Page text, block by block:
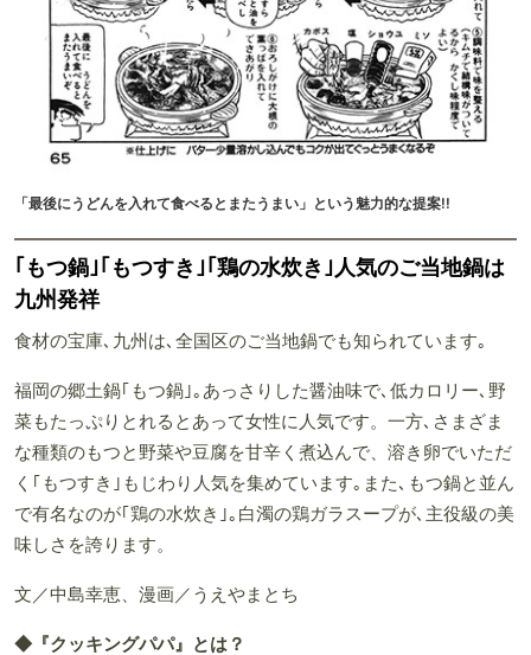
「最後にうどんを入れて食べるとまたうまい」という魅力的な提案!!
｢もつ鍋｣｢もつすき｣｢鶏の水炊き｣人気のご当地鍋は
九州発祥
食材の宝庫､九州は､全国区のご当地鍋でも知られています｡
福岡の郷土鍋｢もつ鍋｣｡あっさりした醤油味で､低カロリー､野
菜もたっぷりとれるとあって女性に人気です。一方､さまざま
な種類のもつと野菜や豆腐を甘辛く煮込んで、溶き卵でいただ
く｢もつすき｣もじわり人気を集めています｡また､もつ鍋と並ん
で有名なのが｢鶏の水炊き｣｡白濁の鶏ガラスープが､主役級の美
味しさを誇ります。
文／中島幸恵、漫画／うえやまとち
◆『クッキングパパ』とは？